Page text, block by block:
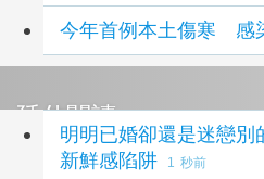
今年首例本土傷寒 感
延伸閱讀
明明已婚卻還是迷戀
新鮮感陷阱
1 秒前